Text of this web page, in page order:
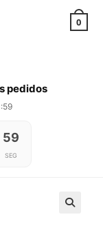
0
pedidos
59
SEG